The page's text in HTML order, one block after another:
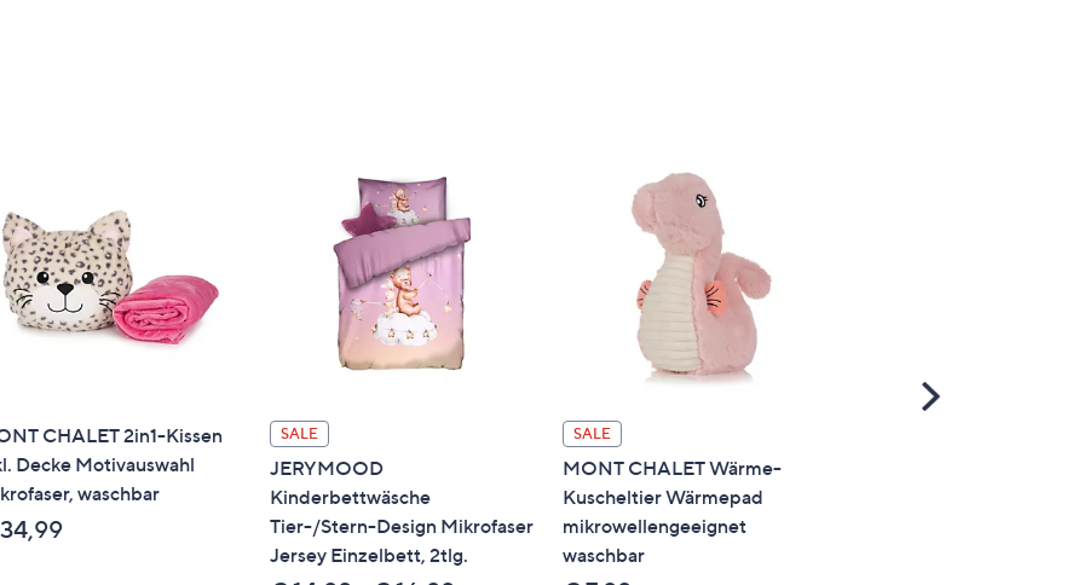
CHALET 2in1-Kissen
Decke Motivauswahl
waschbar
SALE
JERYMOOD
Kinderbettwäsche
Tier-/Stern-Design Mikrofaser
Jersey Einzelbett, 2tlg.
SALE
MONT CHALET Wärme-
Kuscheltier Wärmepad
mikrowellengeeignet
waschbar
Scroll